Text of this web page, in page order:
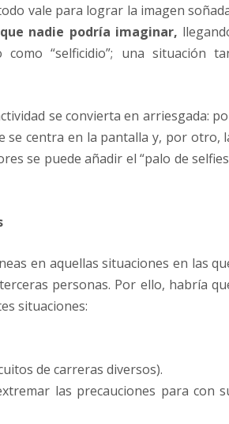
vale para lograr la imagen
nadie podría imaginar,
“selficidio”; una situación
se convierta en arriesgada:
se centra en la pantalla y, por otro,
se puede añadir el “palo de
en aquellas situaciones en las
personas. Por ello, habría
situaciones:
de carreras diversos).
las precauciones para con